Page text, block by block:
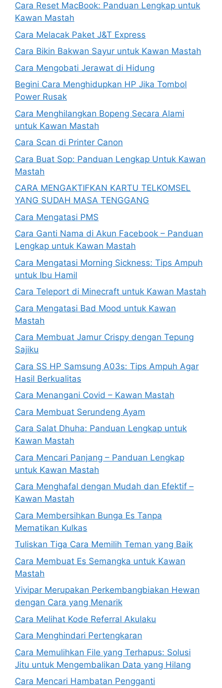
Cara Reset MacBook: Panduan Lengkap untuk
Kawan Mastah
Cara Melacak Paket J&T Express
Cara Bikin Bakwan Sayur untuk Kawan Mastah
Cara Mengobati Jerawat di Hidung
Begini Cara Menghidupkan HP Jika Tombol
Power Rusak
Cara Menghilangkan Bopeng Secara Alami
untuk Kawan Mastah
Cara Scan di Printer Canon
Cara Buat Sop: Panduan Lengkap Untuk Kawan
Mastah
CARA MENGAKTIFKAN KARTU TELKOMSEL
YANG SUDAH MASA TENGGANG
Cara Mengatasi PMS
Cara Ganti Nama di Akun Facebook – Panduan
Lengkap untuk Kawan Mastah
Cara Mengatasi Morning Sickness: Tips Ampuh
untuk Ibu Hamil
Cara Teleport di Minecraft untuk Kawan Mastah
Cara Mengatasi Bad Mood untuk Kawan
Mastah
Cara Membuat Jamur Crispy dengan Tepung
Sajiku
Cara SS HP Samsung A03s: Tips Ampuh Agar
Hasil Berkualitas
Cara Menangani Covid – Kawan Mastah
Cara Membuat Serundeng Ayam
Cara Salat Dhuha: Panduan Lengkap untuk
Kawan Mastah
Cara Mencari Panjang – Panduan Lengkap
untuk Kawan Mastah
Cara Menghafal dengan Mudah dan Efektif –
Kawan Mastah
Cara Membersihkan Bunga Es Tanpa
Mematikan Kulkas
Tuliskan Tiga Cara Memilih Teman yang Baik
Cara Membuat Es Semangka untuk Kawan
Mastah
Vivipar Merupakan Perkembangbiakan Hewan
dengan Cara yang Menarik
Cara Melihat Kode Referral Akulaku
Cara Menghindari Pertengkaran
Cara Memulihkan File yang Terhapus: Solusi
Jitu untuk Mengembalikan Data yang Hilang
Cara Mencari Hambatan Pengganti